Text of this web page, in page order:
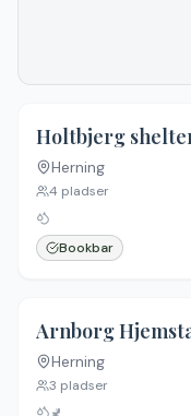
Holtbjerg
Herning
4 pladser
Bookbar
Arnborg
Herning
3 pladser
🚽